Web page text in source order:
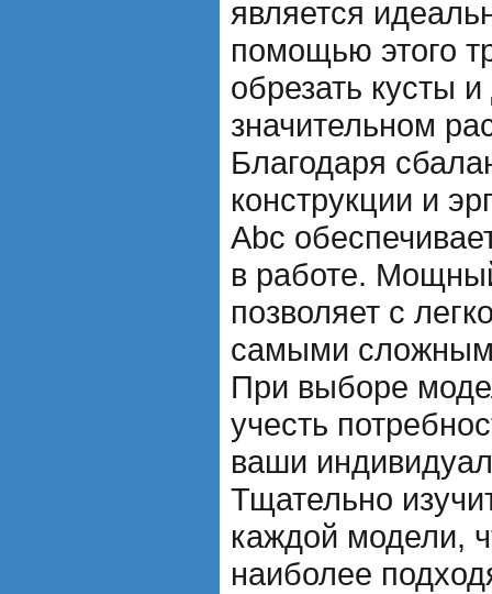
является
помощью этого
обрезать кусты
значительном
Благодаря
конструкции и
Abc
в работе.
позволяет с
самыми
При выборе
учесть
ваши
Тщательно
каждой модели,
наиболее